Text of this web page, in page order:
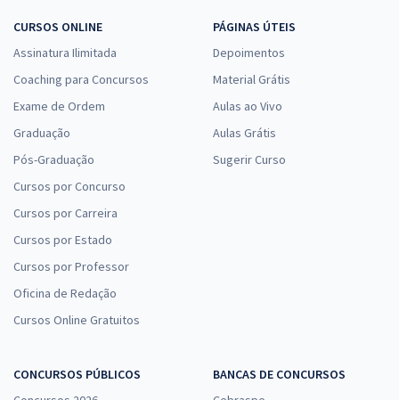
CURSOS ONLINE
Assinatura Ilimitada
Coaching para Concursos
Exame de Ordem
Graduação
Pós-Graduação
Cursos por Concurso
Cursos por Carreira
Cursos por Estado
Cursos por Professor
Oficina de Redação
Cursos Online Gratuitos
PÁGINAS ÚTEIS
Depoimentos
Material Grátis
Aulas ao Vivo
Aulas Grátis
Sugerir Curso
CONCURSOS PÚBLICOS
BANCAS DE CONCURSOS